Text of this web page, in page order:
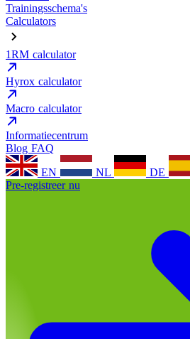
Trainingsschema's
Calculators
1RM calculator
Hyrox calculator
Macro calculator
Informatiecentrum
Blog FAQ
EN
NL DE
Pre-registreer nu